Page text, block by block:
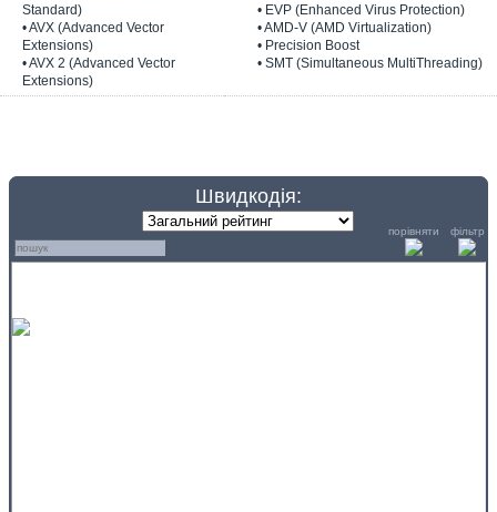
Standard)
• AVX (Advanced Vector
Extensions)
• AVX 2 (Advanced Vector
Extensions)
• EVP (Enhanced Virus Protection)
• AMD-V (AMD Virtualization)
• Precision Boost
• SMT (Simultaneous MultiThreading)
Швидкодія:
порівняти фільтр